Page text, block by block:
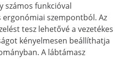
számos funkcióval
ergonómiai szempontból. Az
tesz lehetővé a vezetékes
kényelmesen beállíthatja
A lábtámasz